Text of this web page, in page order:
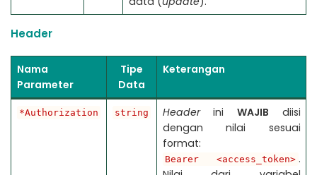
Header
Nama
Parameter
Tipe
Data
Keterangan
*Authorization string Headerini WAJIB diisi
dengan nilai sesuai
format:
Bearer <access_token> .